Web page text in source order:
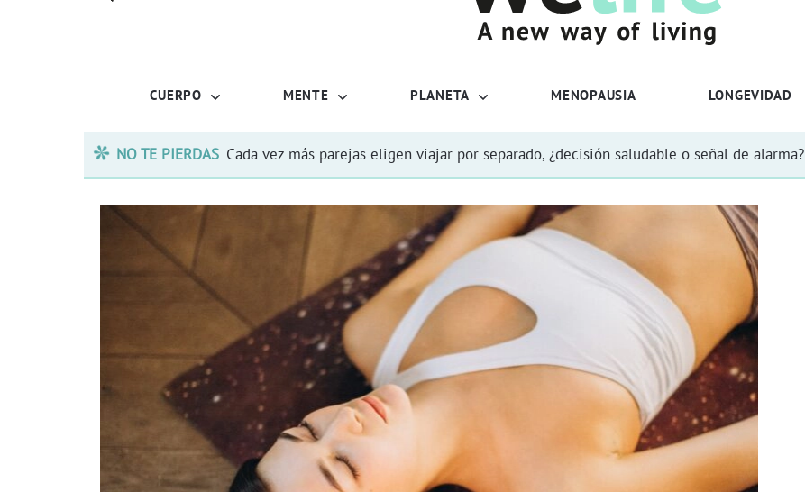
CUERPO MENTE PLANETA MENOPAUSIA LONGEVIDAD
NO TE PIERDAS Cada vez más parejas eligen viajar por separado, ¿decisión saludable o señal de alarma?